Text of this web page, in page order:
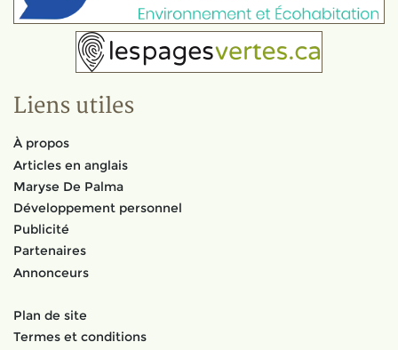
Liens utiles
À propos
Articles en anglais
Maryse De Palma
Développement personnel
Publicité
Partenaires
Annonceurs
Plan de site
Termes et conditions